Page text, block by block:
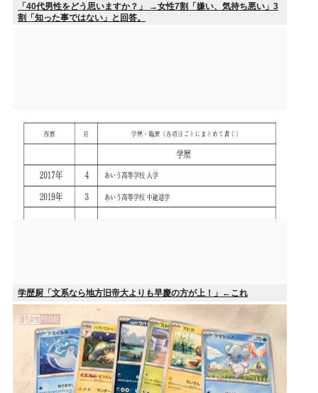
「40代男性をどう思いますか？」 →女性7割「嫌い、気持ち悪い」3
割「知った事ではない」と回答。
学歴厨「文系なら地方旧帝大よりも早慶の方が上！」←これ